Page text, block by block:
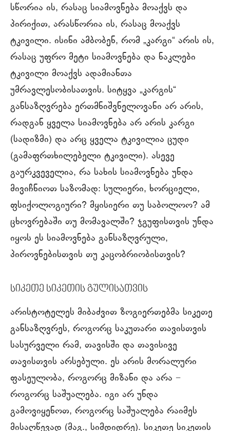
სწორია ის, რასაც სიამოვნება მოაქვს და
პირიქით, არასწორია ის, რასაც მოაქვს
ტკივილი. ისინი ამბობენ, რომ „კარგი“ არის ის,
რასაც უფრო მეტი სიამოვნება და ნაკლები
ტკივილი მოაქვს ადამიანთა
უმრავლესობისათვის. სიტყვა „კარგის“
განსაზღვრება ერთმნიშვნელოვანი არ არის,
რადგან ყველა სიამოვნება არ არის კარგი
(სადიზმი) და არც ყველა ტკივილია ცუდი
(გამაფრთხილებელი ტკივილი). ასევე
გაურკვეველია, რა სახის სიამოვნება უნდა
მივიჩნიოთ საზომად: სულიერი, ხორციელი,
ფსიქოლოგიური? მყისიერი თუ საბოლოო? ამ
ცხოვრებაში თუ მომავალში? ჯგუფისთვის უნდა
იყოს ეს სიამოვნება განსაზღვრული,
პიროვნებისთვის თუ კაცობრიობისთვის?
სიკეთე სიკეთის გულისათვის
არისტოტელეს მიბაძვით ზოგიერთებმა სიკეთე
განსაზღვრეს, როგორც საკუთარი თავისთვის
სასურველი რამ, თავისში და თავისივე
თავისთვის არსებული. ეს არის მორალური
ფასეულობა, როგორც მიზანი და არა −
როგორც საშუალება. იგი არ უნდა
გამოვიყენოთ, როგორც საშუალება რაიმეს
მისაღწევად (მაგ., სიმდიდრე). სიკეთე სიკეთის